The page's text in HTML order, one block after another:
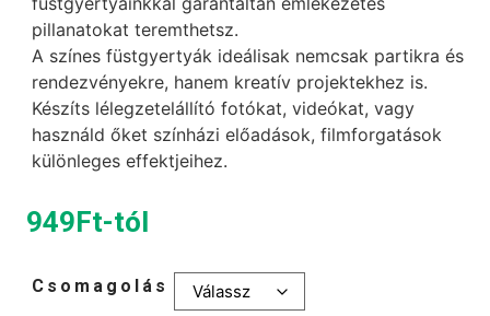
pillanatokat teremthetsz.
A színes füstgyertyák ideálisak nemcsak partikra és
rendezvényekre, hanem kreatív projektekhez is.
Készíts lélegzetelállító fotókat, videókat, vagy
használd őket színházi előadások, filmforgatások
különleges effektjeihez.
949Ft-tól
Csomagolás